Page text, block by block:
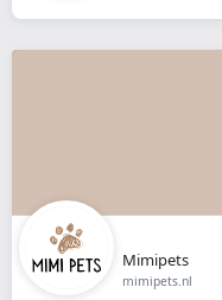
Mimipets
mimipets.nl